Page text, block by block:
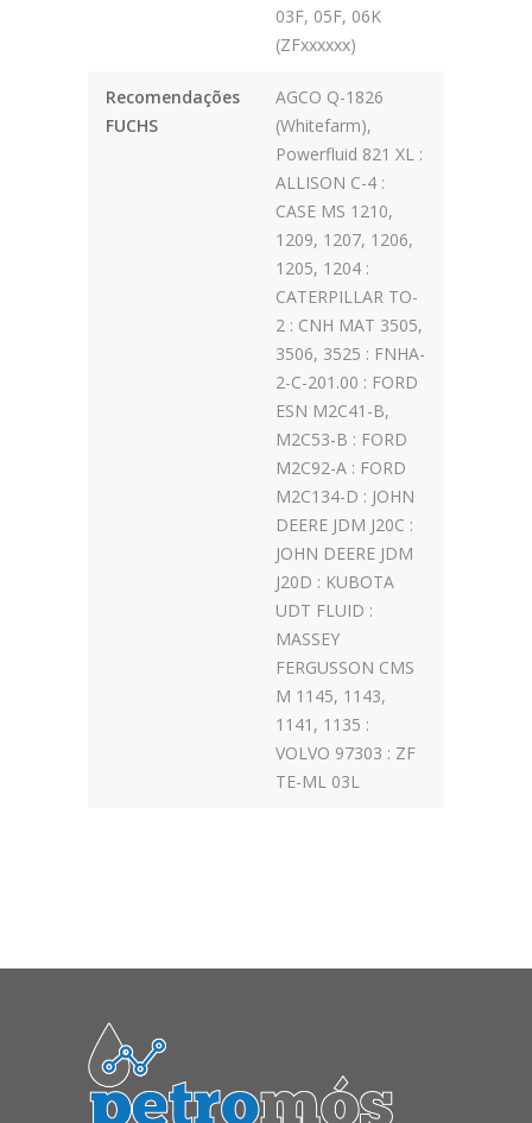
03F, 05F, 06K
(ZFxxxxxx)
Recomendações
FUCHS
AGCO Q-1826
(Whitefarm),
Powerfluid 821 XL :
ALLISON C-4 :
CASE MS 1210,
1209, 1207, 1206,
1205, 1204 :
CATERPILLAR TO-
2 : CNH MAT 3505,
3506, 3525 : FNHA-
2-C-201.00 : FORD
ESN M2C41-B,
M2C53-B : FORD
M2C92-A : FORD
M2C134-D : JOHN
DEERE JDM J20C :
JOHN DEERE JDM
J20D : KUBOTA
UDT FLUID :
MASSEY
FERGUSSON CMS
M 1145, 1143,
1141, 1135 :
VOLVO 97303 : ZF
TE-ML 03L